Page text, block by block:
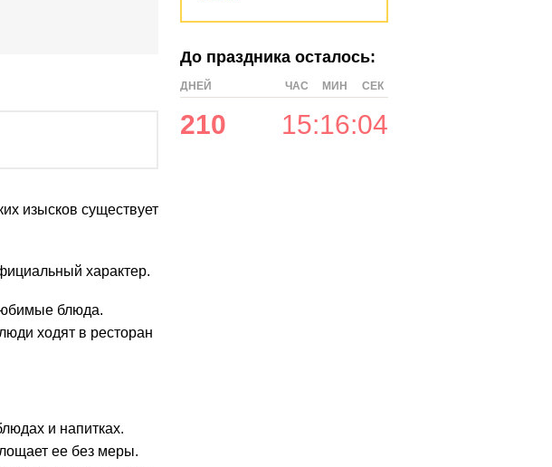
изысков существует
характер.
блюда.
ходят в ресторан
и напитках.
ее без меры.
До праздника осталось:
ДНЕЙ ЧАС МИН СЕК
210 15:16:03